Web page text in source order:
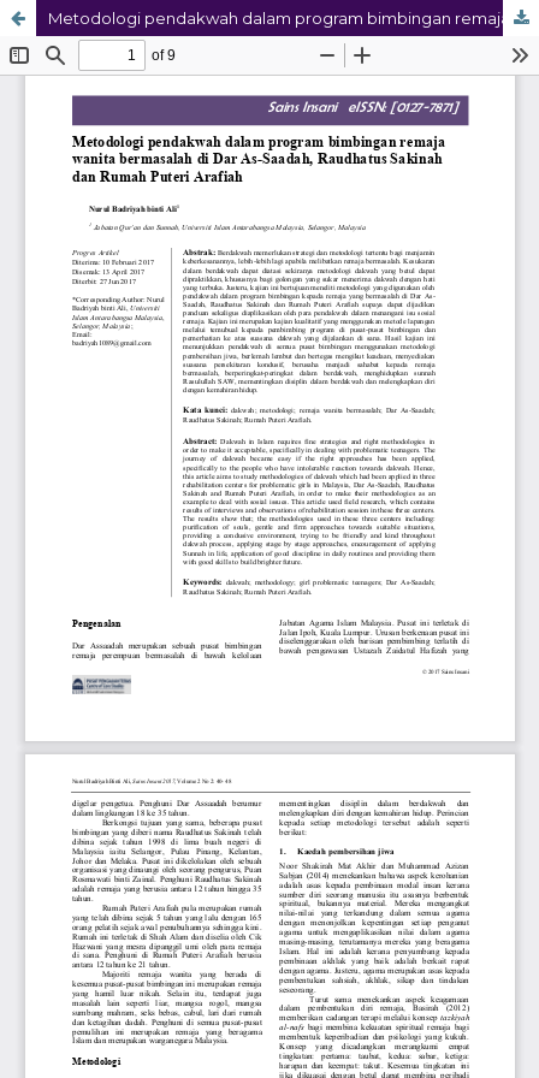
Metodologi pendakwah dalam program bimbingan remaja wanita bermasalah di Dar As-Saadah, Raudhatus Sakinah dan Rumah Puteri Arafiah